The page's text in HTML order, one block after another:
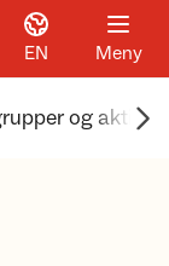
EN Meny
og